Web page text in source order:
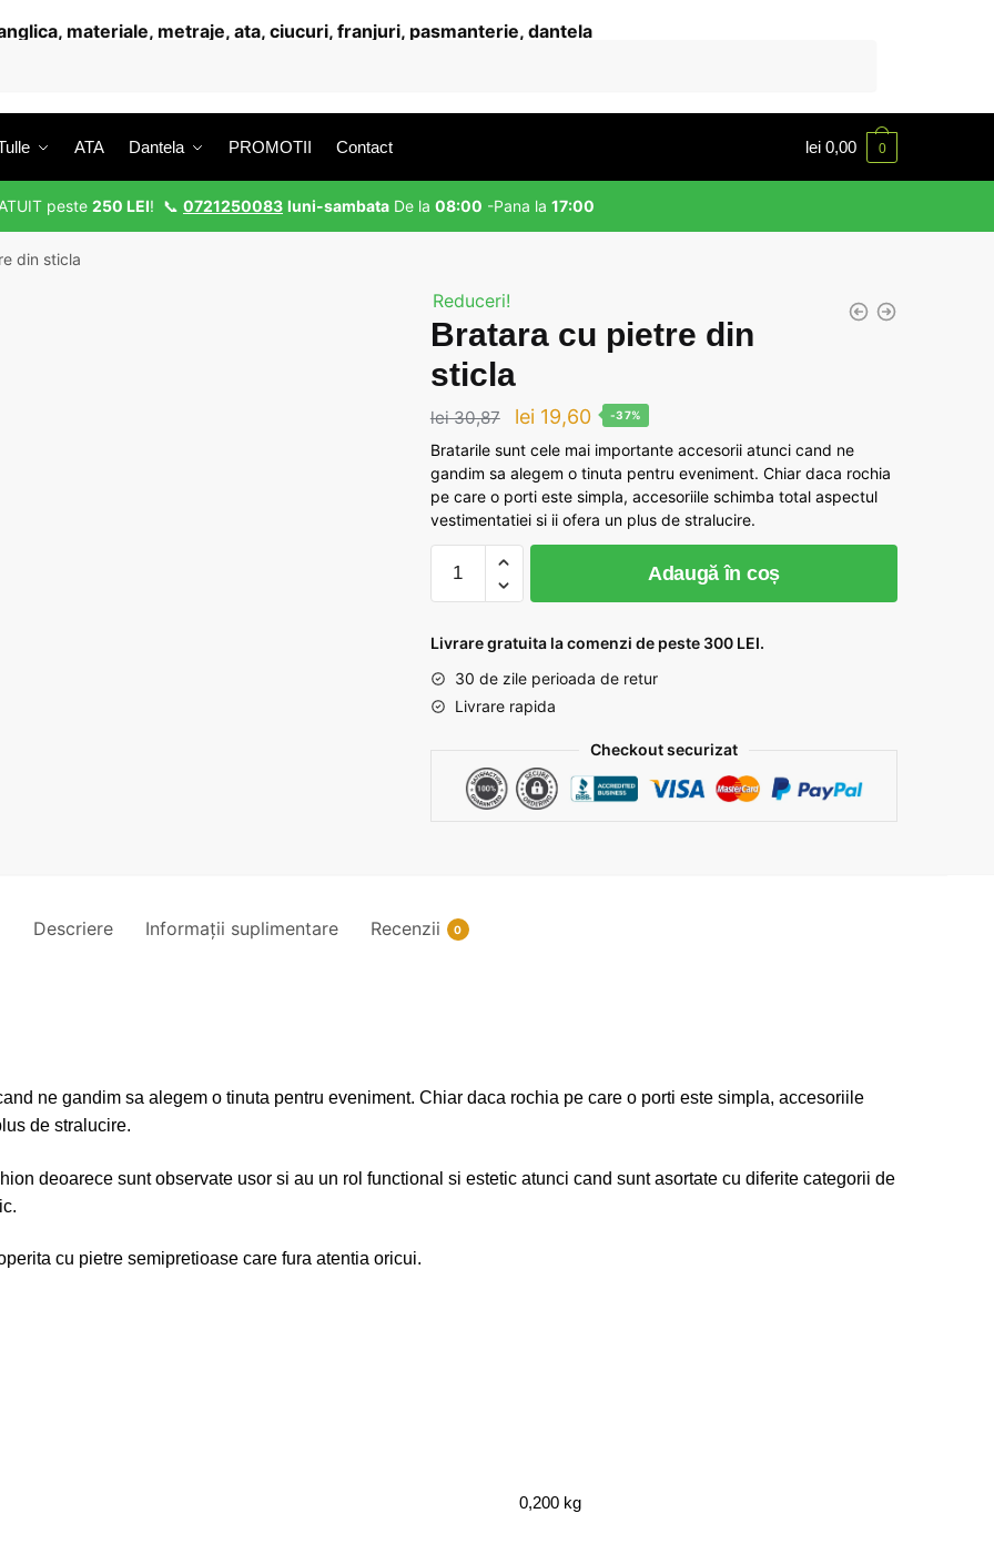
ATA Dantela PROMOTII Contact lei 0,00 0
peste 250 LEI! 📞 0721250083 luni-sambata De la 08:00 -Pana la 17:00
din sticla
Reduceri!
Bratara cu pietre din
sticla
lei30,87
Prețul
inițial
a
fost:
lei 30,87.
lei19,60Prețul
curent
este:
lei 19,60.
-37%
Bratarile sunt cele mai importante accesorii atunci cand ne
gandim sa alegem o tinuta pentru eveniment. Chiar daca rochia
pe care o porti este simpla, accesoriile schimba total aspectul
vestimentatiei si ii ofera un plus de stralucire.
Cantitate
Bratara
pietre
din
sticla
Adaugă în coș
Livrare gratuita la comenzi de peste 300 LEI.
30 de zile perioada de retur
Livrare rapida
Checkout securizat
Descriere Informații suplimentare Recenzii 0
ne gandim sa alegem o tinuta pentru eveniment. Chiar daca rochia pe care o porti este simpla, accesoriile
de stralucire.
deoarece sunt observate usor si au un rol functional si estetic atunci cand sunt asortate cu diferite categorii de
cu pietre semipretioase care fura atentia oricui.
0,200 kg